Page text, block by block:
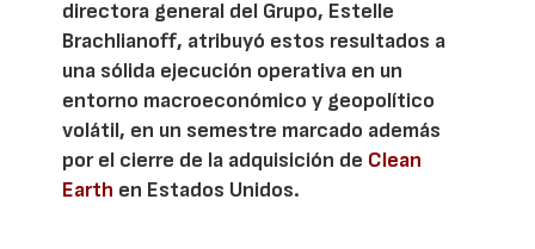
directora general del Grupo, Estelle
Brachlianoff, atribuyó estos resultados a
una sólida ejecución operativa en un
entorno macroeconómico y geopolítico
volátil, en un semestre marcado además
por el cierre de la adquisición de Clean
Earth en Estados Unidos.